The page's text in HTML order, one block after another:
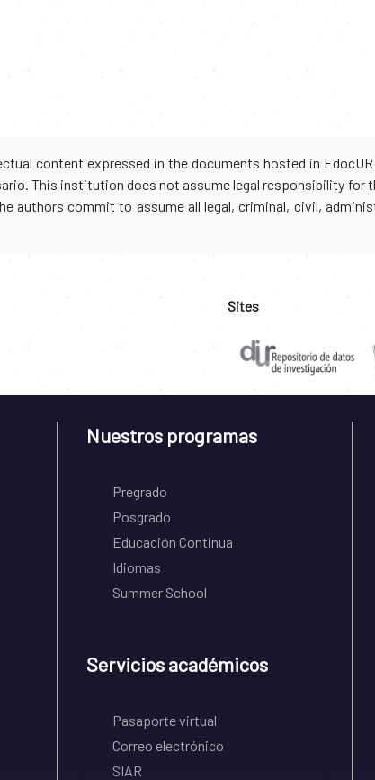
content expressed in the documents hosted in
This institution does not assume legal responsibility
authors commit to assume all legal, criminal, civil,
Sites
Nuestros programas
Pregrado
Posgrado
Educación Continua
Idiomas
Summer School
Servicios académicos
Pasaporte virtual
Correo electrónico
SIAR